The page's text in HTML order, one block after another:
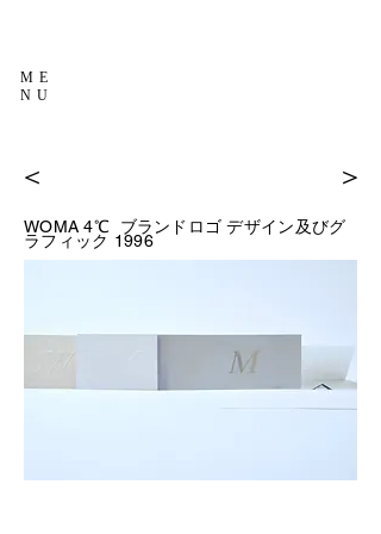
ME
NU
＜ ＞
WOMA 4℃
ブランドロゴ デザイン及びグ
ラフィック
1996